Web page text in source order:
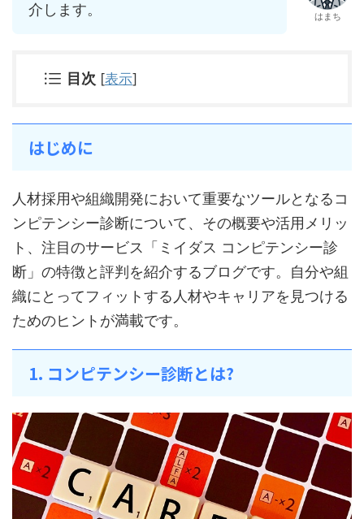
介します。
はまち
目次 [表示]
はじめに
人材採用や組織開発において重要なツールとなるコ
ンピテンシー診断について、その概要や活用メリッ
ト、注目のサービス「ミイダス コンピテンシー診
断」の特徴と評判を紹介するブログです。自分や組
織にとってフィットする人材やキャリアを見つける
ためのヒントが満載です。
1. コンピテンシー診断とは?